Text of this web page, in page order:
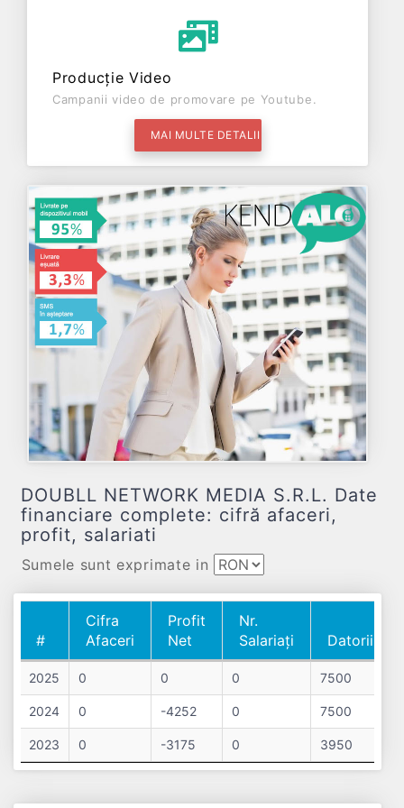
Producție Video
Campanii video de promovare pe Youtube.
MAI MULTE DETALII
DOUBLL NETWORK MEDIA S.R.L. Date
financiare complete: cifră afaceri,
profit, salariati
Sumele sunt exprimate in
#
Cifra
Afaceri
Profit
Net
Nr.
Salariați
Datorii
#
Afaceri
Net
Salariați
Datorii
2025 0 0 0 7500
2024 0 -4252 0 7500
2023 0 -3175 0 3950